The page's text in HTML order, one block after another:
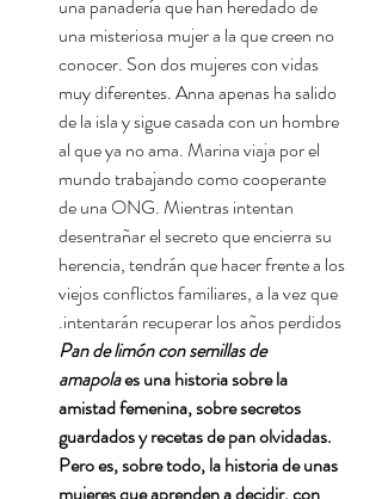
una panadería que han heredado de
una misteriosa mujer a la que creen no
conocer. Son dos mujeres con vidas
muy diferentes. Anna apenas ha salido
de la isla y sigue casada con un hombre
al que ya no ama. Marina viaja por el
mundo trabajando como cooperante
de una ONG. Mientras intentan
desentrañar el secreto que encierra su
herencia, tendrán que hacer frente a los
viejos conflictos familiares, a la vez que
intentarán recuperar los años perdidos.
Pan de limón con semillas de
amapolaes una historia sobre la
amistad femenina, sobre secretos
guardados y recetas de pan olvidadas.
Pero es, sobre todo, la historia de unas